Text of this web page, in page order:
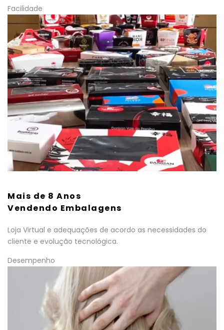
Facilidade
Mais de 8 Anos
Vendendo Embalagens
Loja Virtual e adequações de acordo as necessidades do
cliente e evolução tecnológica.
Desempenho